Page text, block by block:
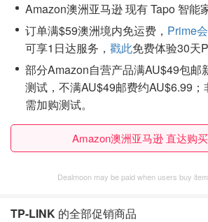
Amazon澳洲亚马逊 现有 Tapo 智能
订单满$59澳洲境内免运费， Prime
可享1日达服务， 戳此免费体验30天
部分Amazon自营产品满AU$49包邮
测试，不满AU$49邮费约AU$6.99
需加购测试。
Amazon澳洲亚马逊 直达购
Dealmoon may be paid when users buy
TP-LINK 的全部促销商品